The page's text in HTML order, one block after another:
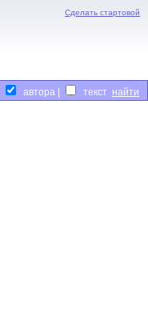
Сделать стартовой
автора | текст